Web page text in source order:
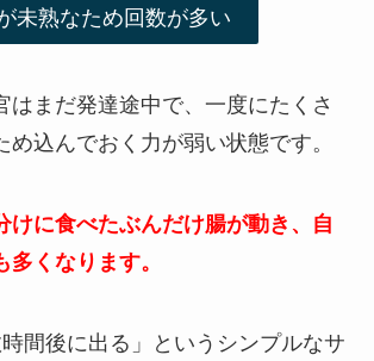
未熟なため回数が多い
はまだ発達途中で、一度にたくさ
め込んでおく力が弱い状態です。
けに食べたぶんだけ腸が動き、自
くなります。
間後に出る」というシンプルなサ